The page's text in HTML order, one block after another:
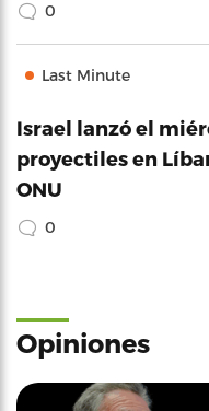
0
Last Minute
Israel lanzó el
proyectiles en
ONU
0
Opiniones